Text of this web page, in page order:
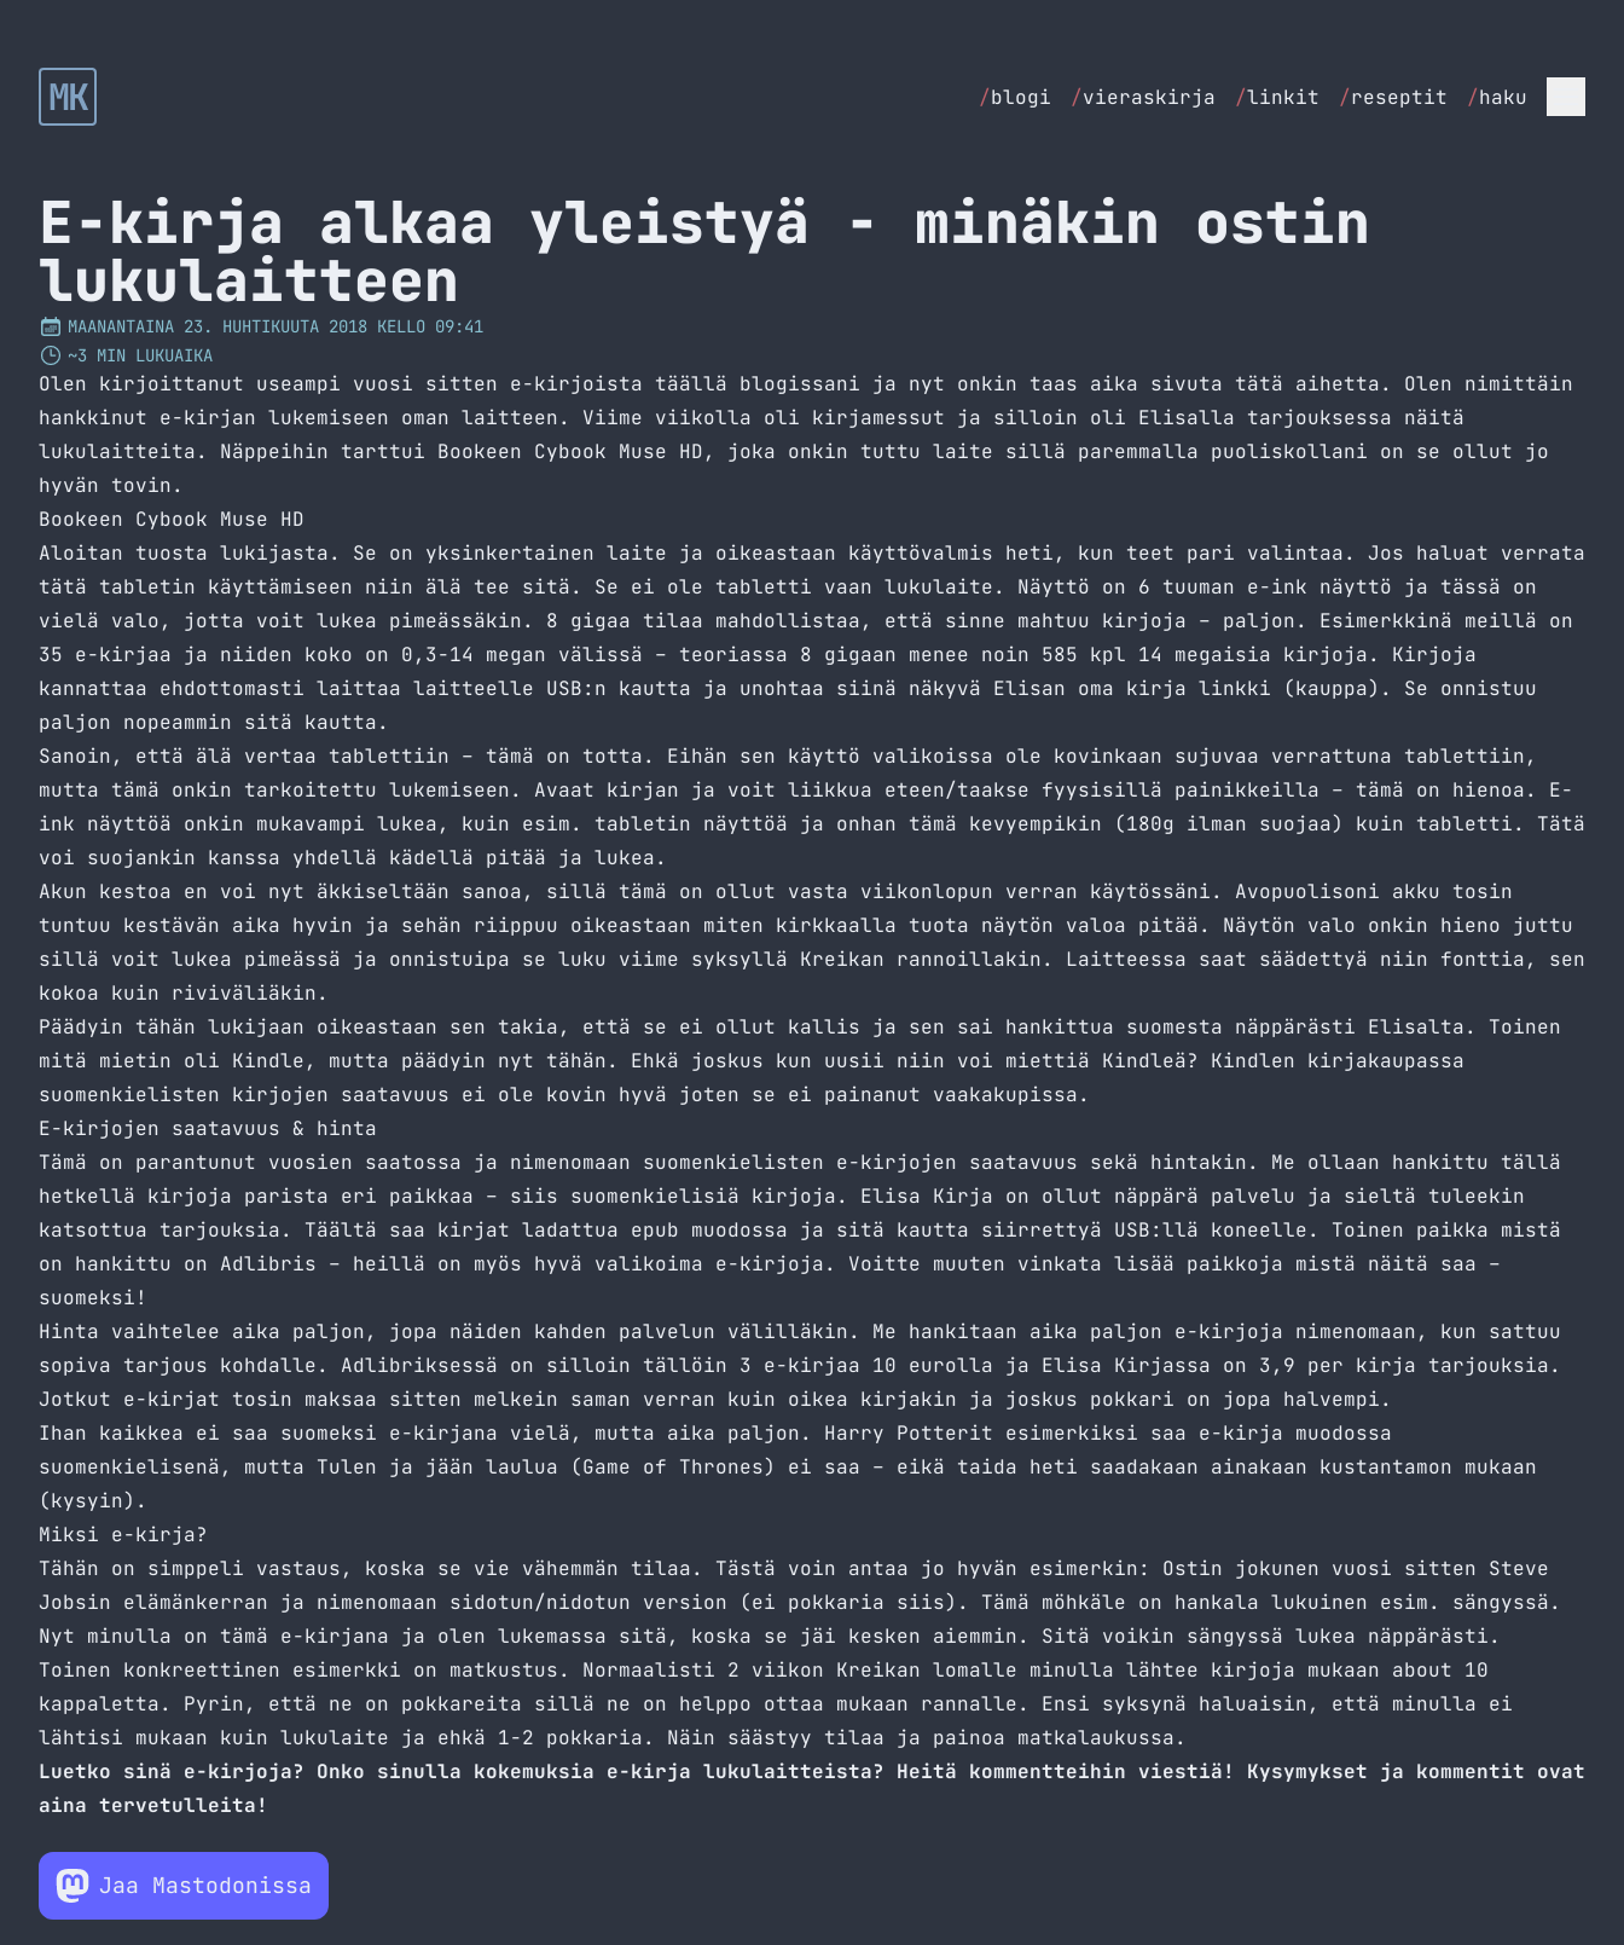
MK /blogi /vieraskirja /linkit /reseptit /haku
E-kirja alkaa yleistyä - minäkin ostin
lukulaitteen
MAANANTAINA 23. HUHTIKUUTA 2018 KELLO 09:41
~3 MIN LUKUAIKA
Olen kirjoittanut useampi vuosi sitten e-kirjoista täällä blogissani ja nyt onkin taas aika sivuta tätä aihetta. Olen nimittäin
hankkinut e-kirjan lukemiseen oman laitteen. Viime viikolla oli kirjamessut ja silloin oli Elisalla tarjouksessa näitä
lukulaitteita. Näppeihin tarttui Bookeen Cybook Muse HD, joka onkin tuttu laite sillä paremmalla puoliskollani on se ollut jo
hyvän tovin.
Bookeen Cybook Muse HD
Aloitan tuosta lukijasta. Se on yksinkertainen laite ja oikeastaan käyttövalmis heti, kun teet pari valintaa. Jos haluat verrata
tätä tabletin käyttämiseen niin älä tee sitä. Se ei ole tabletti vaan lukulaite. Näyttö on 6 tuuman e-ink näyttö ja tässä on
vielä valo, jotta voit lukea pimeässäkin. 8 gigaa tilaa mahdollistaa, että sinne mahtuu kirjoja – paljon. Esimerkkinä meillä on
35 e-kirjaa ja niiden koko on 0,3-14 megan välissä – teoriassa 8 gigaan menee noin 585 kpl 14 megaisia kirjoja. Kirjoja
kannattaa ehdottomasti laittaa laitteelle USB:n kautta ja unohtaa siinä näkyvä Elisan oma kirja linkki (kauppa). Se onnistuu
paljon nopeammin sitä kautta.
Sanoin, että älä vertaa tablettiin – tämä on totta. Eihän sen käyttö valikoissa ole kovinkaan sujuvaa verrattuna tablettiin,
mutta tämä onkin tarkoitettu lukemiseen. Avaat kirjan ja voit liikkua eteen/taakse fyysisillä painikkeilla – tämä on hienoa. E-
ink näyttöä onkin mukavampi lukea, kuin esim. tabletin näyttöä ja onhan tämä kevyempikin (180g ilman suojaa) kuin tabletti. Tätä
voi suojankin kanssa yhdellä kädellä pitää ja lukea.
Akun kestoa en voi nyt äkkiseltään sanoa, sillä tämä on ollut vasta viikonlopun verran käytössäni. Avopuolisoni akku tosin
tuntuu kestävän aika hyvin ja sehän riippuu oikeastaan miten kirkkaalla tuota näytön valoa pitää. Näytön valo onkin hieno juttu
sillä voit lukea pimeässä ja onnistuipa se luku viime syksyllä Kreikan rannoillakin. Laitteessa saat säädettyä niin fonttia, sen
kokoa kuin riviväliäkin.
Päädyin tähän lukijaan oikeastaan sen takia, että se ei ollut kallis ja sen sai hankittua suomesta näppärästi Elisalta. Toinen
mitä mietin oli Kindle, mutta päädyin nyt tähän. Ehkä joskus kun uusii niin voi miettiä Kindleä? Kindlen kirjakaupassa
suomenkielisten kirjojen saatavuus ei ole kovin hyvä joten se ei painanut vaakakupissa.
E-kirjojen saatavuus & hinta
Tämä on parantunut vuosien saatossa ja nimenomaan suomenkielisten e-kirjojen saatavuus sekä hintakin. Me ollaan hankittu tällä
hetkellä kirjoja parista eri paikkaa – siis suomenkielisiä kirjoja. Elisa Kirja on ollut näppärä palvelu ja sieltä tuleekin
katsottua tarjouksia. Täältä saa kirjat ladattua epub muodossa ja sitä kautta siirrettyä USB:llä koneelle. Toinen paikka mistä
on hankittu on Adlibris – heillä on myös hyvä valikoima e-kirjoja. Voitte muuten vinkata lisää paikkoja mistä näitä saa –
suomeksi!
Hinta vaihtelee aika paljon, jopa näiden kahden palvelun välilläkin. Me hankitaan aika paljon e-kirjoja nimenomaan, kun sattuu
sopiva tarjous kohdalle. Adlibriksessä on silloin tällöin 3 e-kirjaa 10 eurolla ja Elisa Kirjassa on 3,9 per kirja tarjouksia.
Jotkut e-kirjat tosin maksaa sitten melkein saman verran kuin oikea kirjakin ja joskus pokkari on jopa halvempi.
Ihan kaikkea ei saa suomeksi e-kirjana vielä, mutta aika paljon. Harry Potterit esimerkiksi saa e-kirja muodossa
suomenkielisenä, mutta Tulen ja jään laulua (Game of Thrones) ei saa – eikä taida heti saadakaan ainakaan kustantamon mukaan
(kysyin).
Miksi e-kirja?
Tähän on simppeli vastaus, koska se vie vähemmän tilaa. Tästä voin antaa jo hyvän esimerkin: Ostin jokunen vuosi sitten Steve
Jobsin elämänkerran ja nimenomaan sidotun/nidotun version (ei pokkaria siis). Tämä möhkäle on hankala lukuinen esim. sängyssä.
Nyt minulla on tämä e-kirjana ja olen lukemassa sitä, koska se jäi kesken aiemmin. Sitä voikin sängyssä lukea näppärästi.
Toinen konkreettinen esimerkki on matkustus. Normaalisti 2 viikon Kreikan lomalle minulla lähtee kirjoja mukaan about 10
kappaletta. Pyrin, että ne on pokkareita sillä ne on helppo ottaa mukaan rannalle. Ensi syksynä haluaisin, että minulla ei
lähtisi mukaan kuin lukulaite ja ehkä 1-2 pokkaria. Näin säästyy tilaa ja painoa matkalaukussa.
Luetko sinä e-kirjoja? Onko sinulla kokemuksia e-kirja lukulaitteista? Heitä kommentteihin viestiä! Kysymykset ja kommentit ovat
aina tervetulleita!
Jaa Mastodonissa